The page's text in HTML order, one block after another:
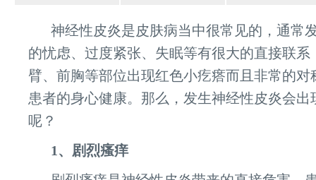
神经性皮炎是皮肤病当中很常见的，通常
的忧虑、过度紧张、失眠等有很大的直接联系
臂、前胸等部位出现红色小疙瘩而且非常的对
患者的身心健康。那么，发生神经性皮炎会出
呢？
1、剧烈瘙痒